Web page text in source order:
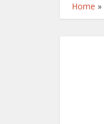
Home »